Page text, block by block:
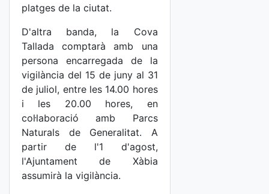
platges de la ciutat.
D'altra banda, la Cova
Tallada comptarà amb una
persona encarregada de la
vigilància del 15 de juny al 31
de juliol, entre les 14.00 hores
i les 20.00 hores, en
col·laboració amb Parcs
Naturals de Generalitat. A
partir de l'1 d'agost,
l'Ajuntament de Xàbia
assumirà la vigilància.